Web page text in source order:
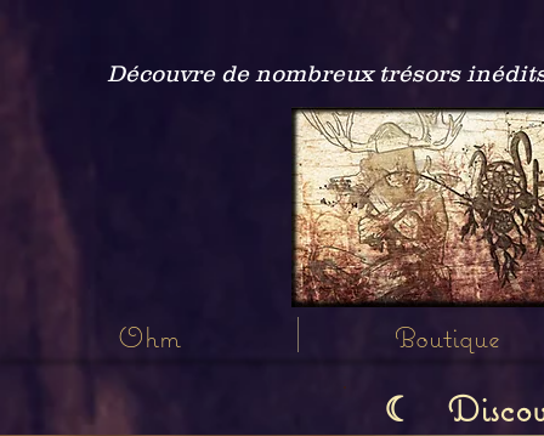
Découvre de nombreux trésors
Ohm Boutique
☾